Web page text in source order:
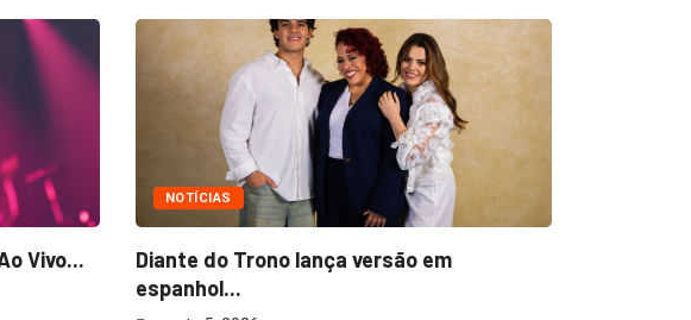
Vivo...
NOTÍCIAS
Diante do Trono lança versão em
espanhol...